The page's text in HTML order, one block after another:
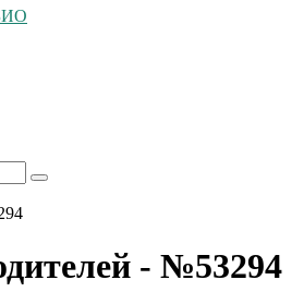
- №53294